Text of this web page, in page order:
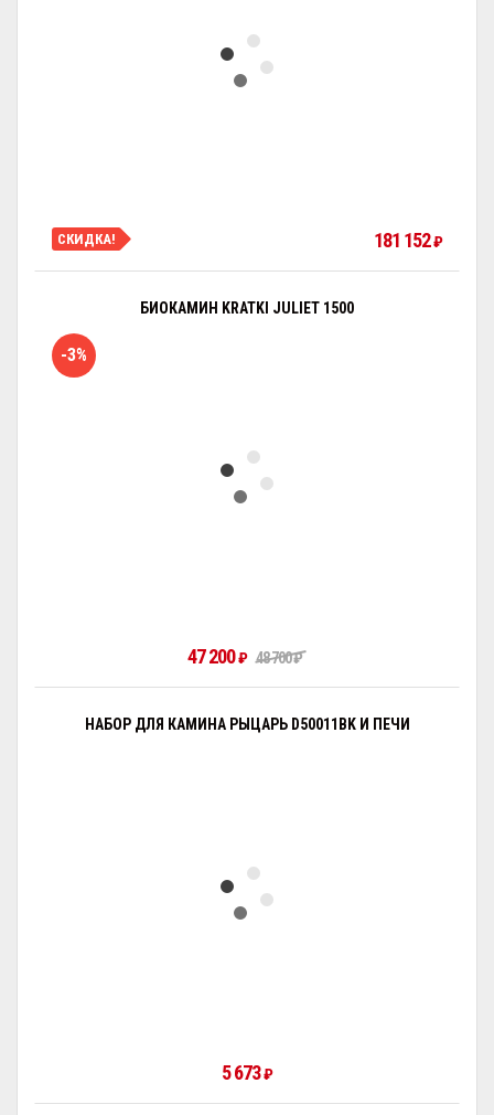
СКИДКА! 181 152₽
БИОКАМИН KRATKI JULIET 1500
-3%
47 200₽ 48 700₽
НАБОР ДЛЯ КАМИНА РЫЦАРЬ D50011BK И ПЕЧИ
5 673₽